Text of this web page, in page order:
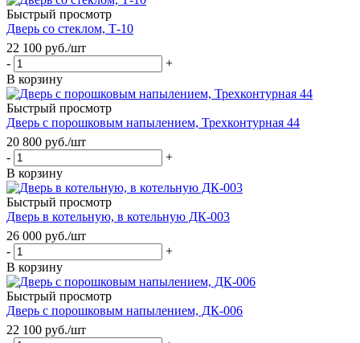
Быстрый просмотр
Дверь со стеклом, Т-10
22 100 руб./шт
-
+
В корзину
Быстрый просмотр
Дверь с порошковым напылением, Трехконтурная 44
20 800 руб./шт
-
+
В корзину
Быстрый просмотр
Дверь в котельную, в котельную ДК-003
26 000 руб./шт
-
+
В корзину
Быстрый просмотр
Дверь с порошковым напылением, ДК-006
22 100 руб./шт